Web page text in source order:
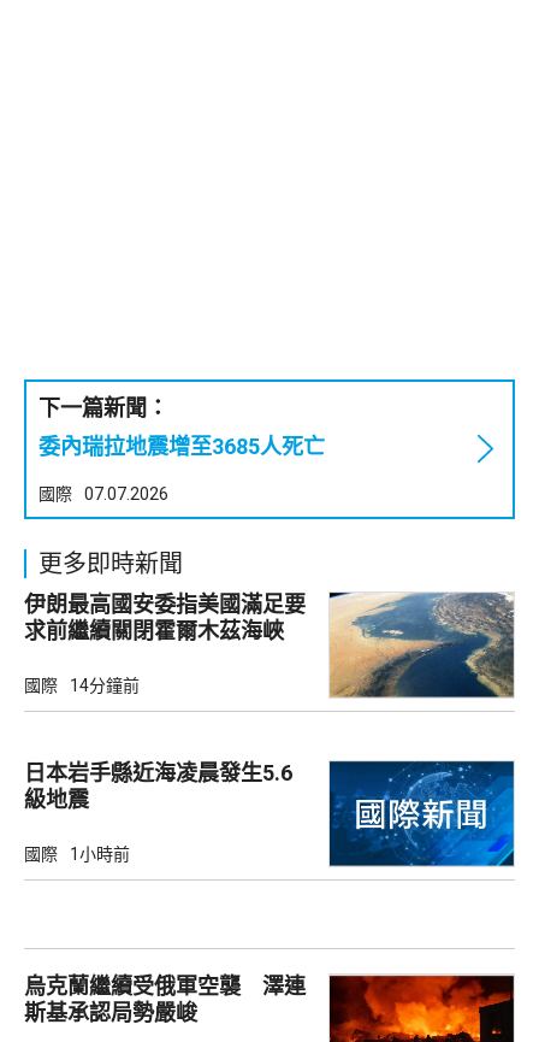
下一篇新聞：
委內瑞拉地震增至3685人死亡
國際 07.07.2026
更多即時新聞
伊朗最高國安委指美國滿足要
求前繼續關閉霍爾木茲海峽
國際 14分鐘前
日本岩手縣近海凌晨發生5.6
級地震
國際 1小時前
烏克蘭繼續受俄軍空襲 澤連
斯基承認局勢嚴峻